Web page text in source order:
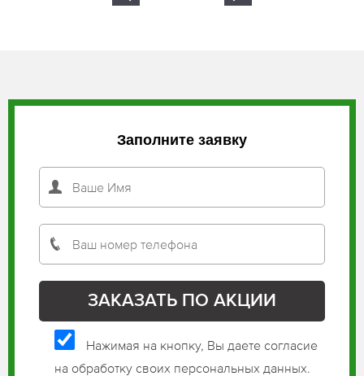
Заполните заявку
Нажимая на кнопку, Вы даете согласие
на обработку своих персональных данных.